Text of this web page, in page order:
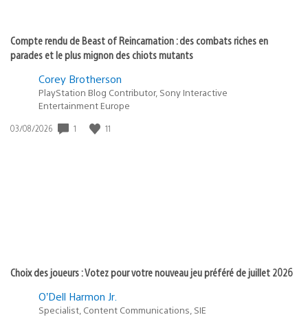
Compte rendu de Beast of Reincarnation : des combats riches en
parades et le plus mignon des chiots mutants
Corey Brotherson
PlayStation Blog Contributor, Sony Interactive
Entertainment Europe
Date
03/08/2026 1 11
Choix des joueurs : Votez pour votre nouveau jeu préféré de juillet 2026
O’Dell Harmon Jr.
Specialist, Content Communications, SIE